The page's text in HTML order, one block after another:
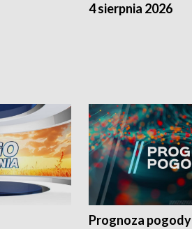
4 sierpnia 2026
Prognoza pogody